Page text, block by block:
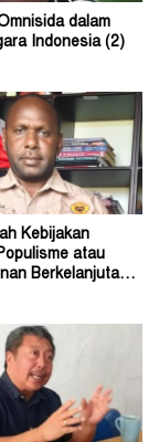
dalam
Indonesia (2)
Kebijakan
atau
Berkelanjutan?